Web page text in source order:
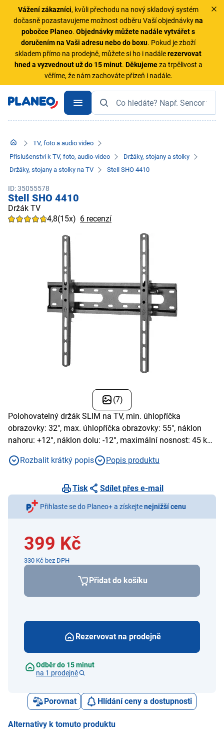
Vážení zákazníci, kvůli přechodu na nový skladový systém
dočasně pozastavujeme možnost odběru Vaší objednávkyna
pobočce Planeo.Objednávky můžete nadále vytvářet s
doručením na Vaši adresu nebo do boxu. Pokud je zboží
skladem přímo na prodejně, můžete si ho i nadálerezervovat
hned a vyzvednout už do 15 minut. Děkujemeza trpělivost a
věříme, že nám zachováte přízeň i nadále.
TV, foto a audio video
Příslušenství k TV, foto, audio-video
Držáky, stojany a stolky
Držáky, stojany a stolky na TV
Stell SHO 4410
ID: 35055578
Stell SHO 4410
Držák TV
4,8(15x) 6 recenzí
(7)
Polohovatelný držák SLIM na TV, min. úhlopříčka
obrazovky: 32", max. úhlopříčka obrazovky: 55", náklon
nahoru: +12°, náklon dolu: -12°, maximální nosnost: 45 kg,
400x400 mm, materiál: Ocel, "Pojistka" proti vysazení
Rozbalit krátký popis Popis produktu
Tisk Sdílet přes e-mail
Přihlaste se do Planeo+ a získejtenejnižší cenu
399 Kč
330 Kč bez DPH
Přidat do košíku
Rezervovat na prodejně
Odběr do 15 minut
na 1 prodejně
Porovnat Hlídání ceny a dostupnosti
Alternativy k tomuto produktu